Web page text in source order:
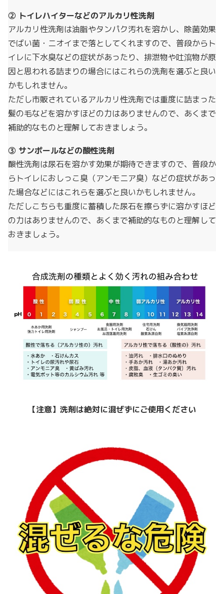
② トイレハイターなどのアルカリ性洗剤
アルカリ性洗剤は油脂やタンパク汚れを溶かし、除菌効果
でばい菌・ニオイまで落としてくれますので、普段からト
イレに下水臭などの症状があったり、排泄物や吐瀉物が原
因と思われる詰まりの場合にはこれらの洗剤を選ぶと良い
かもしれません。
ただし市販されているアルカリ性洗剤では重度に詰まった
髪の毛などを溶かすほどの力はありませんので、あくまで
補助的なものと理解しておきましょう。
③ サンポールなどの酸性洗剤
酸性洗剤は尿石を溶かす効果が期待できますので、普段か
らトイレにおしっこ臭（アンモニア臭）などの症状があっ
た場合などにはこれらを選ぶと良いかもしれません。
ただしこちらも重度に蓄積した尿石を擦らずに溶かすほど
の力はありませんので、あくまで補助的なものと理解して
おきましょう。
【注意】洗剤は絶対に混ぜずにご使用ください